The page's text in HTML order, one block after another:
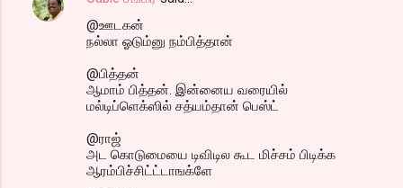
@ஊடகன்
நல்லா ஓடும்னு நம்பித்தான்
@பித்தன்
ஆமாம் பித்தன். இன்னைய வரையில்
மல்டிப்ளெக்ஸில் சத்யம்தான் பெஸ்ட்
@ராஜ்
அட கொடுமையை டிவிடில கூட மிச்சம் பிடிக்க
ஆரம்பிச்சிட்ட்டாஙக்ளே